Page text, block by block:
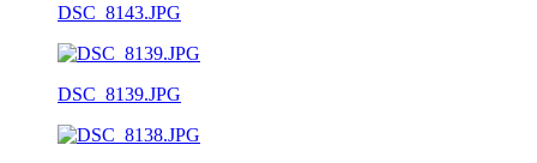
DSC_8143.JPG
DSC_8139.JPG